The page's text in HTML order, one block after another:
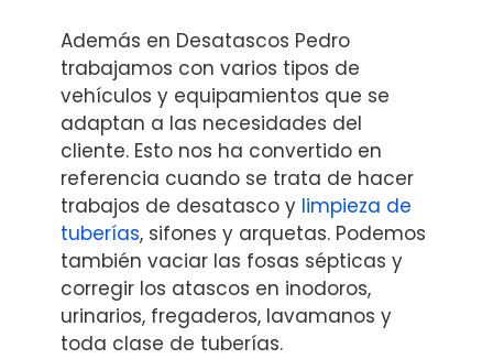
Además en Desatascos Pedro
trabajamos con varios tipos de
vehículos y equipamientos que se
adaptan a las necesidades del
cliente. Esto nos ha convertido en
referencia cuando se trata de hacer
trabajos de desatasco y limpieza de
tuberías, sifones y arquetas. Podemos
también vaciar las fosas sépticas y
corregir los atascos en inodoros,
urinarios, fregaderos, lavamanos y
toda clase de tuberías.